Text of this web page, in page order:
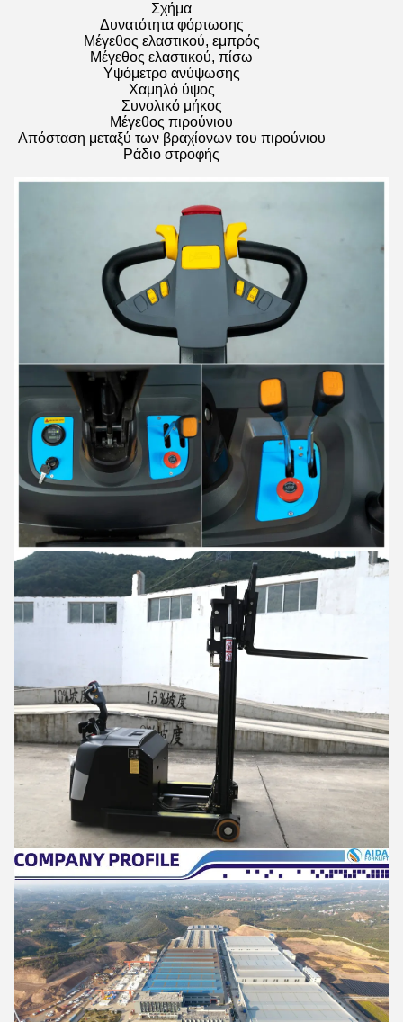
Σχήμα
Δυνατότητα φόρτωσης
Μέγεθος ελαστικού, εμπρός
Μέγεθος ελαστικού, πίσω
Υψόμετρο ανύψωσης
Χαμηλό ύψος
Συνολικό μήκος
Μέγεθος πιρούνιου
Απόσταση μεταξύ των βραχίονων του πιρούνιου
Ράδιο στροφής